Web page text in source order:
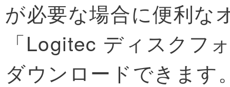
が必要な場合に便利な
「Logitec ディスクフ
ダウンロードできます